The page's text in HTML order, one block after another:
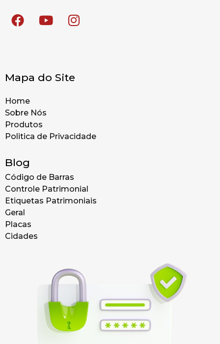
Mapa do Site
Home
Sobre Nós
Produtos
Politica de Privacidade
Blog
Código de Barras
Controle Patrimonial
Etiquetas Patrimoniais
Geral
Placas
Cidades